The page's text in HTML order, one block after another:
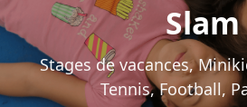
Slam
Stages de vacances,
Tennis, Football,